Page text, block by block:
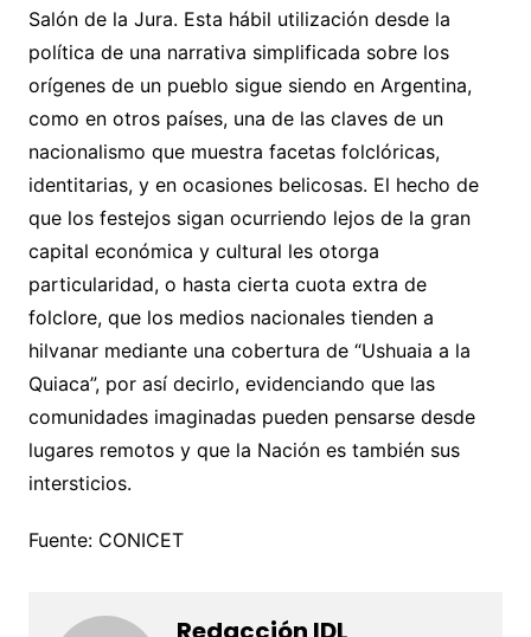
Salón de la Jura. Esta hábil utilización desde la
política de una narrativa simplificada sobre los
orígenes de un pueblo sigue siendo en Argentina,
como en otros países, una de las claves de un
nacionalismo que muestra facetas folclóricas,
identitarias, y en ocasiones belicosas. El hecho de
que los festejos sigan ocurriendo lejos de la gran
capital económica y cultural les otorga
particularidad, o hasta cierta cuota extra de
folclore, que los medios nacionales tienden a
hilvanar mediante una cobertura de “Ushuaia a la
Quiaca”, por así decirlo, evidenciando que las
comunidades imaginadas pueden pensarse desde
lugares remotos y que la Nación es también sus
intersticios.
Fuente: CONICET